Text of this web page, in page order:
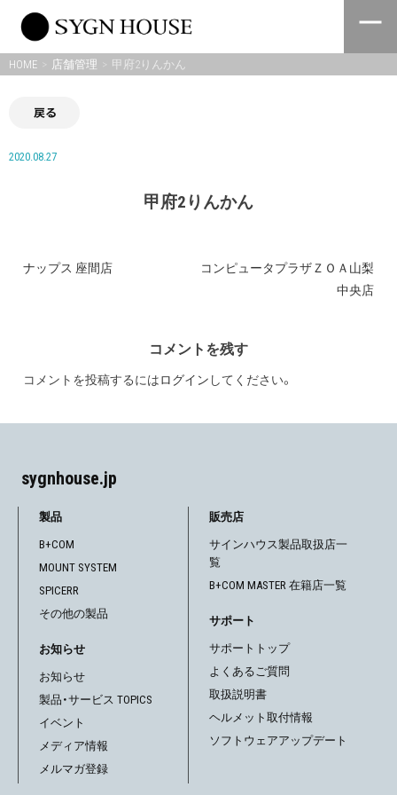
content
HOME 店舗管理 甲府2りんかん
戻る
2020.08.27
甲府2りんかん
投
ビ
シ
ョ
ン
ナップス 座間店
コンピュータプラザＺＯＡ山梨
中央店
コメントを残す
コメントを投稿するにはログイン してください。
sygnhouse.jp
製品
B+COM
MOUNT SYSTEM
SPICERR
その他の製品
お知らせ
お知らせ
製品・サービス TOPICS
イベント
メディア情報
メルマガ登録
販売店
サインハウス製品取扱店一
覧
B+COM MASTER 在籍店一覧
サポート
サポートトップ
よくあるご質問
取扱説明書
ヘルメット取付情報
ソフトウェアアップデート